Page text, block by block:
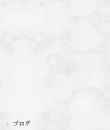
ブログ